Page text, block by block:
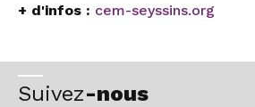
+ d'infos : cem-seyssins.org
Suivez-nous